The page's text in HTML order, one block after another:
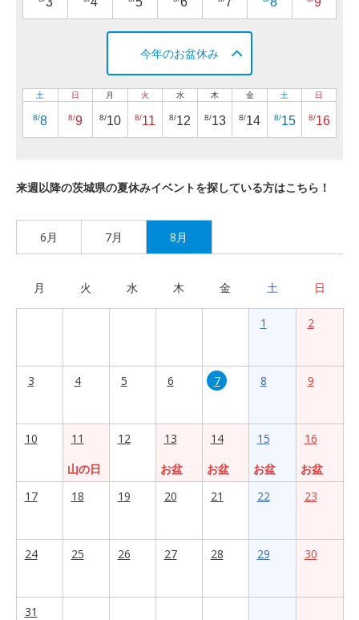
今年のお盆休み
土
8/8
日
8/9
月
8/10
火
8/11
水
8/12
木
8/13
金
8/14
土
8/15
日
8/16
来週以降の茨城県の夏休みイベントを探している方はこちら！
6月 7月 8月
月 火 水 木 金 土 日
1 2
3 4 5 6 7 8 9
10
11
山の日
12
13
お盆
14
お盆
15
お盆
16
お盆
17
18 19 20 21 22 23
24 25 26 27 28 29 30
31